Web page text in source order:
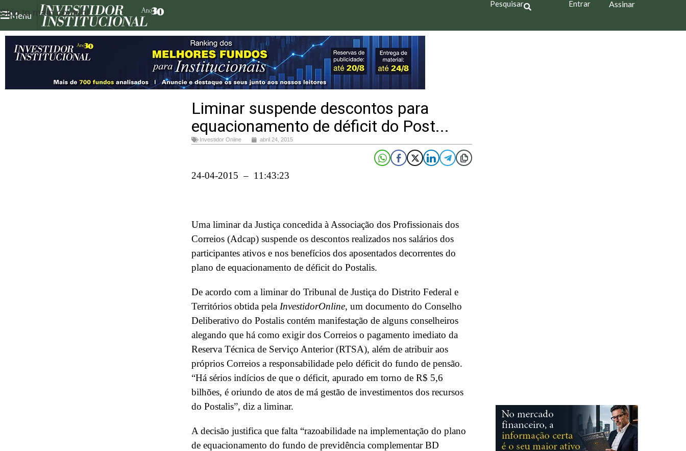
Skip to main content
Menu
Pesquisar Entrar Assinar
Liminar suspende descontos para
equacionamento de déficit do Post...
Investidor Online abril 24, 2015
24-04-2015 – 11:43:23
Uma liminar da Justiça concedida à Associação dos Profissionais dos
Correios (Adcap) suspende os descontos realizados nos salários dos
participantes ativos e nos benefícios dos aposentados decorrentes do
plano de equacionamento de déficit do Postalis.
De acordo com a liminar do Tribunal de Justiça do Distrito Federal e
Territórios obtida pela InvestidorOnline, um documento do Conselho
Deliberativo do Postalis contém manifestação de alguns conselheiros
alegando que há como exigir dos Correios o pagamento imediato da
Reserva Técnica de Serviço Anterior (RTSA), além de atribuir aos
próprios Correios a responsabilidade pelo déficit do fundo de pensão.
“Há sérios indícios de que o déficit, apurado em torno de R$ 5,6
bilhões, é oriundo de atos de má gestão de investimentos dos recursos
do Postalis”, diz a liminar.
A decisão justifica que falta “razoabilidade na implementação do plano
de equacionamento do fundo de previdência complementar BD